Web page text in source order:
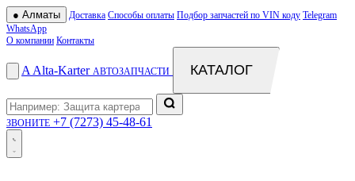
● Алматы Доставка Способы оплаты Подбор запчастей по VIN коду Telegram
WhatsApp
О компании Контакты
A Alta-Karter АВТОЗАПЧАСТИ КАТАЛОГ
ЗВОНИТЕ +7 (7273) 45-48-61